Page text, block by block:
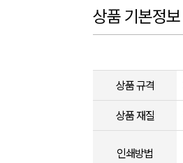
상품 기본정보
상품 규격
상품 재질
인쇄방법